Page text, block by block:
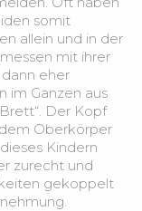
für
1:32
2:50
somit
allein und in der
mit ihrer
eher
im Ganzen aus
Der Kopf
Oberkörper
Kindern
zurecht und
gekoppelt